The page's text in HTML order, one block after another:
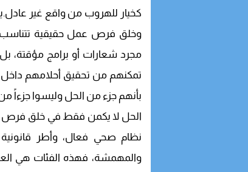
كخيار للهروب من واقع غير
وخلق فرص عمل حقيقية
مجرد شعارات أو برامج مؤقتة،
تمكنهم من تحقيق أحلامهم داخل
بأنهم جزء من الحل وليسوا جزءاً
الحل لا يكمن فقط في خلق فرص
نظام صحي فعال، وأطر
والمهمشة، فهذه الفئات هي